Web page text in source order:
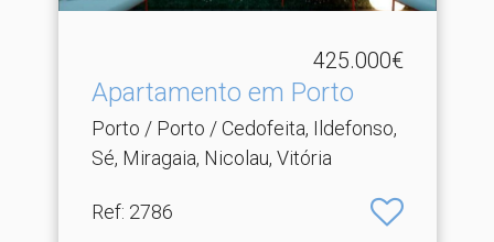
425.000€
Apartamento em Porto
Porto / Porto / Cedofeita, Ildefonso,
Sé, Miragaia, Nicolau, Vitória
Ref: 2786